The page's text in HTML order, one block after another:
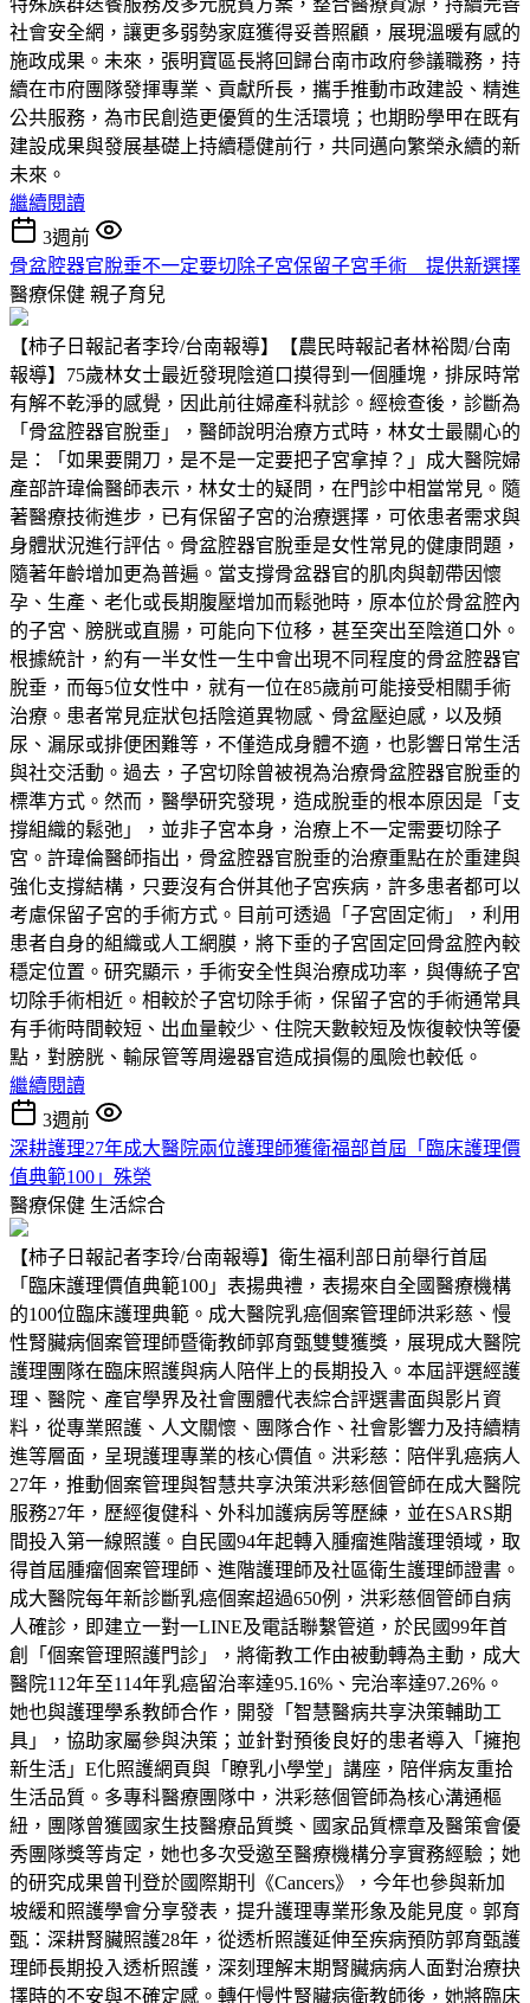
社會安全網，讓更多弱勢家庭獲得妥善照顧，展現溫暖有感的
施政成果。未來，張明寶區長將回歸台南市政府參議職務，持
續在市府團隊發揮專業、貢獻所長，攜手推動市政建設、精進
公共服務，為市民創造更優質的生活環境；也期盼學甲在既有
建設成果與發展基礎上持續穩健前行，共同邁向繁榮永續的新
未來。
繼續閱讀
3週前
骨盆腔器官脫垂不一定要切除子宮保留子宮手術 提供新選擇
醫療保健 親子育兒
【柿子日報記者李玲/台南報導】【農民時報記者林裕閎/台南
報導】75歲林女士最近發現陰道口摸得到一個腫塊，排尿時常
有解不乾淨的感覺，因此前往婦產科就診。經檢查後，診斷為
「骨盆腔器官脫垂」，醫師說明治療方式時，林女士最關心的
是：「如果要開刀，是不是一定要把子宮拿掉？」成大醫院婦
產部許瑋倫醫師表示，林女士的疑問，在門診中相當常見。隨
著醫療技術進步，已有保留子宮的治療選擇，可依患者需求與
身體狀況進行評估。骨盆腔器官脫垂是女性常見的健康問題，
隨著年齡增加更為普遍。當支撐骨盆器官的肌肉與韌帶因懷
孕、生產、老化或長期腹壓增加而鬆弛時，原本位於骨盆腔內
的子宮、膀胱或直腸，可能向下位移，甚至突出至陰道口外。
根據統計，約有一半女性一生中會出現不同程度的骨盆腔器官
脫垂，而每5位女性中，就有一位在85歲前可能接受相關手術
治療。患者常見症狀包括陰道異物感、骨盆壓迫感，以及頻
尿、漏尿或排便困難等，不僅造成身體不適，也影響日常生活
與社交活動。過去，子宮切除曾被視為治療骨盆腔器官脫垂的
標準方式。然而，醫學研究發現，造成脫垂的根本原因是「支
撐組織的鬆弛」，並非子宮本身，治療上不一定需要切除子
宮。許瑋倫醫師指出，骨盆腔器官脫垂的治療重點在於重建與
強化支撐結構，只要沒有合併其他子宮疾病，許多患者都可以
考慮保留子宮的手術方式。目前可透過「子宮固定術」，利用
患者自身的組織或人工網膜，將下垂的子宮固定回骨盆腔內較
穩定位置。研究顯示，手術安全性與治療成功率，與傳統子宮
切除手術相近。相較於子宮切除手術，保留子宮的手術通常具
有手術時間較短、出血量較少、住院天數較短及恢復較快等優
點，對膀胱、輸尿管等周邊器官造成損傷的風險也較低。
繼續閱讀
3週前
深耕護理27年成大醫院兩位護理師獲衛福部首屆「臨床護理價
值典範100」殊榮
醫療保健 生活綜合
【柿子日報記者李玲/台南報導】衛生福利部日前舉行首屆
「臨床護理價值典範100」表揚典禮，表揚來自全國醫療機構
的100位臨床護理典範。成大醫院乳癌個案管理師洪彩慈、慢
性腎臟病個案管理師暨衛教師郭育甄雙雙獲獎，展現成大醫院
護理團隊在臨床照護與病人陪伴上的長期投入。本屆評選經護
理、醫院、產官學界及社會團體代表綜合評選書面與影片資
料，從專業照護、人文關懷、團隊合作、社會影響力及持續精
進等層面，呈現護理專業的核心價值。洪彩慈：陪伴乳癌病人
27年，推動個案管理與智慧共享決策洪彩慈個管師在成大醫院
服務27年，歷經復健科、外科加護病房等歷練，並在SARS期
間投入第一線照護。自民國94年起轉入腫瘤進階護理領域，取
得首屆腫瘤個案管理師、進階護理師及社區衛生護理師證書。
成大醫院每年新診斷乳癌個案超過650例，洪彩慈個管師自病
人確診，即建立一對一LINE及電話聯繫管道，於民國99年首
創「個案管理照護門診」，將衛教工作由被動轉為主動，成大
醫院112年至114年乳癌留治率達95.16%、完治率達97.26%。
她也與護理學系教師合作，開發「智慧醫病共享決策輔助工
具」，協助家屬參與決策；並針對預後良好的患者導入「擁抱
新生活」E化照護網頁與「瞭乳小學堂」講座，陪伴病友重拾
生活品質。多專科醫療團隊中，洪彩慈個管師為核心溝通樞
紐，團隊曾獲國家生技醫療品質獎、國家品質標章及醫策會優
秀團隊獎等肯定，她也多次受邀至醫療機構分享實務經驗；她
的研究成果曾刊登於國際期刊《Cancers》，今年也參與新加
坡緩和照護學會分享發表，提升護理專業形象及能見度。郭育
甄：深耕腎臟照護28年，從透析照護延伸至疾病預防郭育甄護
理師長期投入透析照護，深刻理解末期腎臟病病人面對治療抉
擇時的不安與不確定感。轉任慢性腎臟病衛教師後，她將臨床